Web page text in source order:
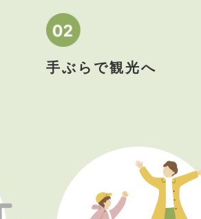
手ぶらで観光へ